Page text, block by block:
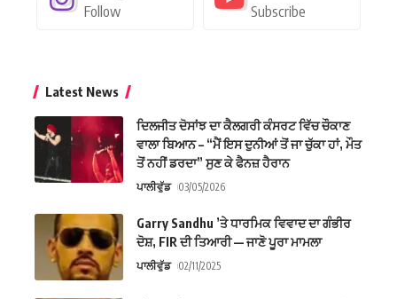
Follow Subscribe
Latest News
ਦਿਲਜੀਤ ਦੋਸਾਂਝ ਦਾ ਕੈਲਗਰੀ ਕੰਸਰਟ ਵਿੱਚ ਚੌਕਾਣ
ਵਾਲਾ ਬਿਆਨ – “ਮੈਂ ਇਸ ਦੁਨੀਆਂ ਤੋਂ ਜਾ ਚੁੱਕਾ ਹਾਂ, ਮੌਤ
ਤੋਂ ਨਹੀਂ ਡਰਦਾ” ਸੁਣ ਕੇ ਫੈਨਜ਼ ਹੈਰਾਨ
ਪਾਲੀਵੁੱਡ 03/05/2026
Garry Sandhu ’ਤੇ ਧਾਰਮਿਕ ਵਿਵਾਦ ਦਾ ਗੰਭੀਰ
ਦੋਸ਼, FIR ਦੀ ਤਿਆਰੀ — ਜਾਣੋ ਪੂਰਾ ਮਾਮਲਾ
ਪਾਲੀਵੁੱਡ 02/11/2025